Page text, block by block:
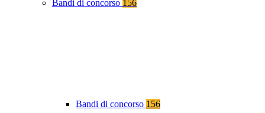
Bandi di concorso 156
Bandi di concorso 156